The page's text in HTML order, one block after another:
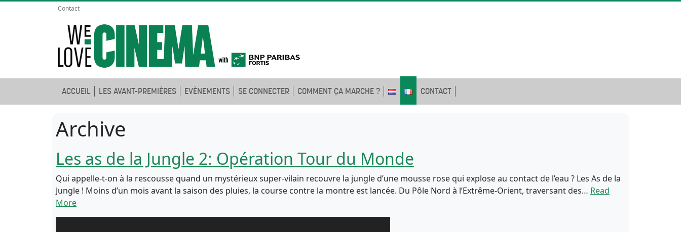
Contact
ACCUEIL LES AVANT-PREMIÈRES EVÈNEMENTS SE CONNECTER COMMENT ÇA MARCHE ? CONTACT
Archive
Les as de la Jungle 2: Opération Tour du Monde
Qui appelle-t-on à la rescousse quand un mystérieux super-vilain recouvre la jungle d’une mousse rose qui explose au contact de l’eau ? Les As de la
Jungle ! Moins d’un mois avant la saison des pluies, la course contre la montre est lancée. Du Pôle Nord à l’Extrême-Orient, traversant des… Read
More